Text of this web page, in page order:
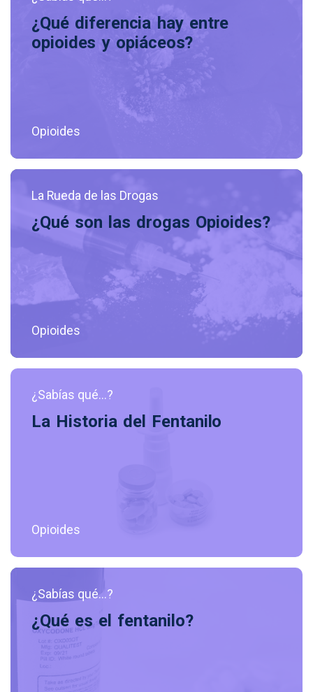
¿Qué diferencia hay entre
opioides y opiáceos?
Opioides
La Rueda de las Drogas
¿Qué son las drogas Opioides?
Opioides
¿Sabías qué...?
La Historia del Fentanilo
Opioides
¿Sabías qué...?
¿Qué es el fentanilo?